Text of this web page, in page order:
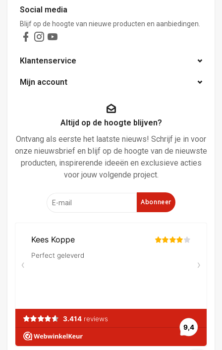
Social media
Blijf op de hoogte van nieuwe producten en aanbiedingen.
Klantenservice
Mijn account
Altijd op de hoogte blijven?
Ontvang als eerste het laatste nieuws! Schrijf je in voor
onze nieuwsbrief en blijf op de hoogte van de nieuwste
producten, inspirerende ideeën en exclusieve acties
voor jouw volgende project.
Abonneer